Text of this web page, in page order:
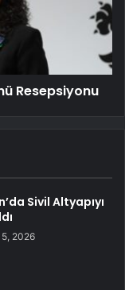
Resepsiyonu
Sivil Altyapıyı
2026